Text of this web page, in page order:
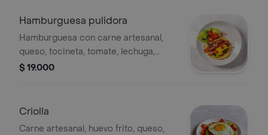
Hamburguesa pulidora
Hamburguesa con carne artesanal,
queso, tocineta, tomate, lechuga,
arepita y salsa criolla.
$ 19.000
Criolla
Carne artesanal, huevo frito, queso,